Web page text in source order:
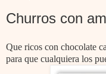
Churros con
Que ricos con chocolate
para que cualquiera los